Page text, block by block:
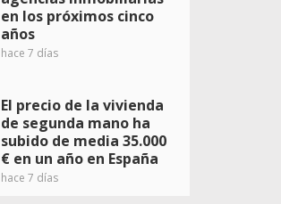
en los próximos cinco
años
hace 7 días
El precio de la vivienda
de segunda mano ha
subido de media 35.000
€ en un año en España
hace 7 días